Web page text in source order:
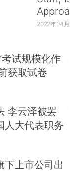
2022年04月
考试规模化作
获取试卷
李云泽被罢
人大代表职务
下上市公司出